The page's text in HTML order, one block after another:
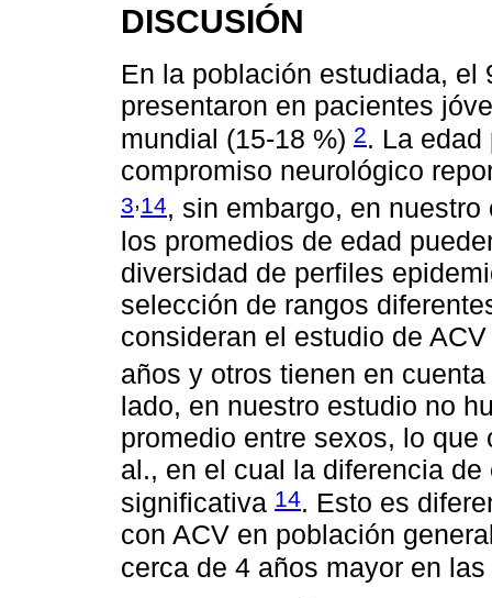
DISCUSIÓN
En la población estudiada,
presentaron en pacientes
mundial (15-18 %) 2. La edad
compromiso neurológico
3,14, sin embargo, en
los promedios de edad
diversidad de perfiles
selección de rangos
consideran el estudio de
años y otros tienen en
lado, en nuestro estudio no
promedio entre sexos, lo
al., en el cual la diferencia
significativa 14. Esto es
con ACV en población
cerca de 4 años mayor en